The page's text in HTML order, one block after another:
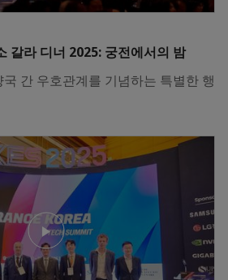
갈라 디너 2025: 궁전에서의 밤
간 우호관계를 기념하는 특별한 행